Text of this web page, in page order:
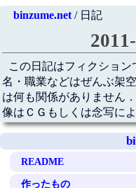
binzume.net/ 日記
この日記はフィクショ
名・職業などはぜんぶ架
は何も関係がありません
像はＣＧもしくは念写に
README
作ったもの